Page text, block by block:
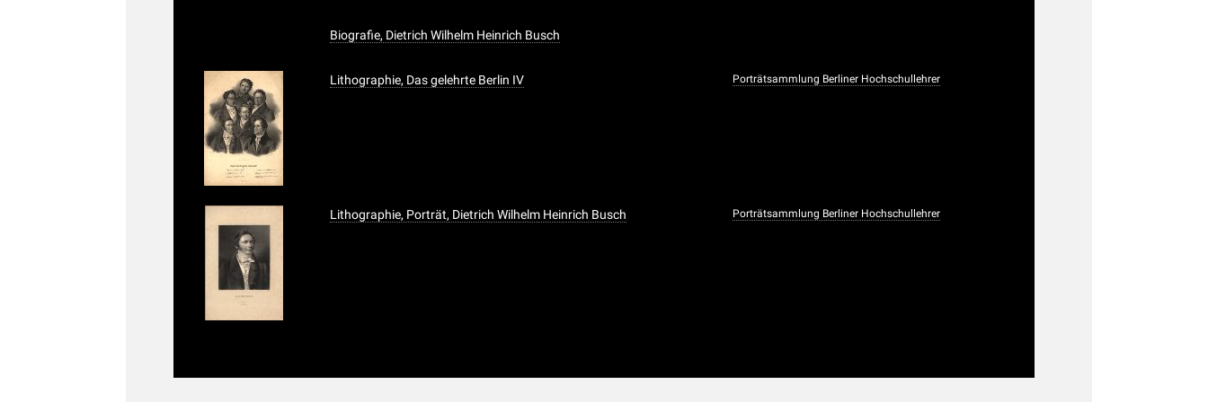
Biografie, Dietrich Wilhelm Heinrich Busch
Lithographie, Das gelehrte Berlin IV Porträtsammlung Berliner Hochschullehrer
Lithographie, Porträt, Dietrich Wilhelm Heinrich Busch Porträtsammlung Berliner Hochschullehrer